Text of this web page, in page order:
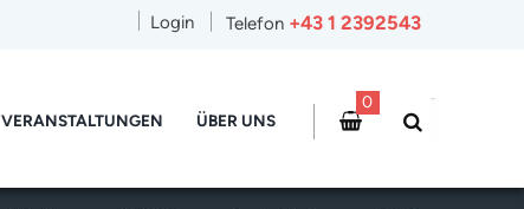
Telefon +43 1 2392543
Login
VERANSTALTUNGEN ÜBER UNS
0